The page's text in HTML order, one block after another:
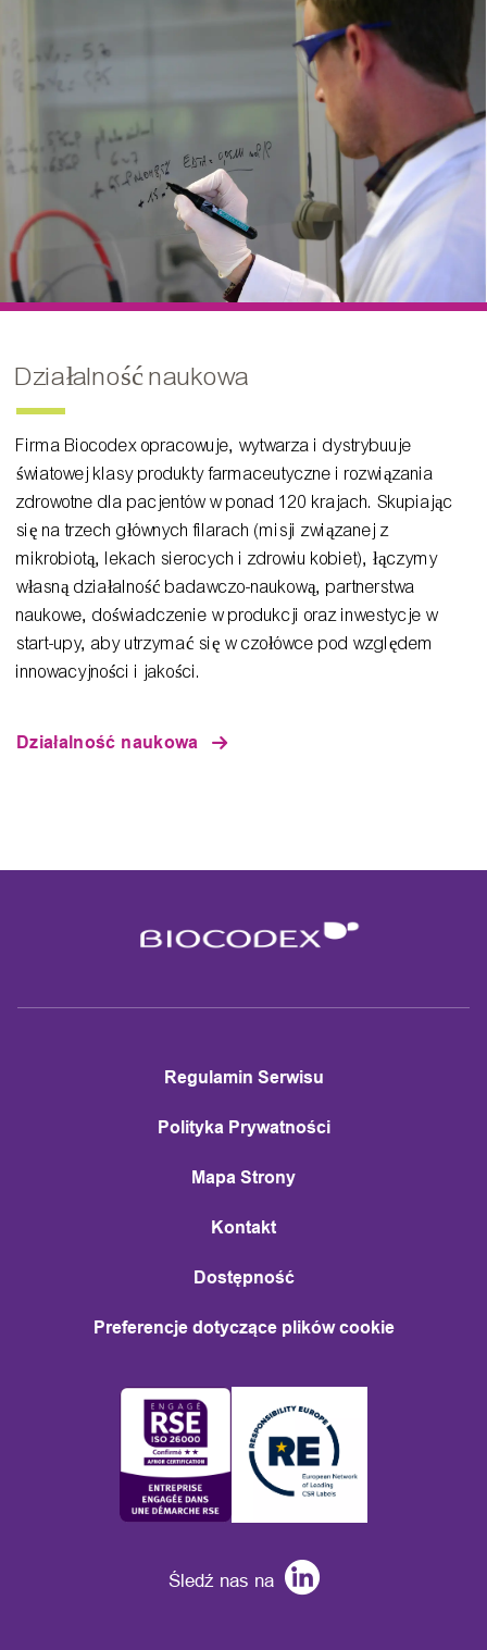
Działalność naukowa
Firma Biocodex opracowuje, wytwarza i dystrybuuje
światowej klasy produkty farmaceutyczne i rozwiązania
zdrowotne dla pacjentów w ponad 120 krajach. Skupiając
się na trzech głównych filarach (misji związanej z
mikrobiotą, lekach sierocych i zdrowiu kobiet), łączymy
własną działalność badawczo-naukową, partnerstwa
naukowe, doświadczenie w produkcji oraz inwestycje w
start-upy, aby utrzymać się w czołówce pod względem
innowacyjności i jakości.
Działalność naukowa
Regulamin Serwisu
Polityka Prywatności
Mapa Strony
Kontakt
Dostępność
Preferencje dotyczące plików cookie
Śledź nas na